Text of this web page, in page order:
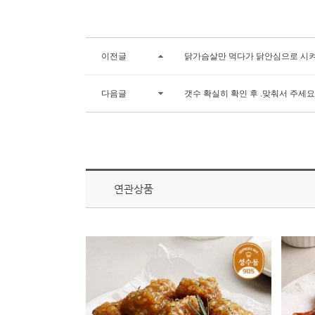
이전글 닭가슴살만 먹다가 닭안심으로 시
다음글 갯수 확실히 확인 후 .맞춰서 주세요
연관상품